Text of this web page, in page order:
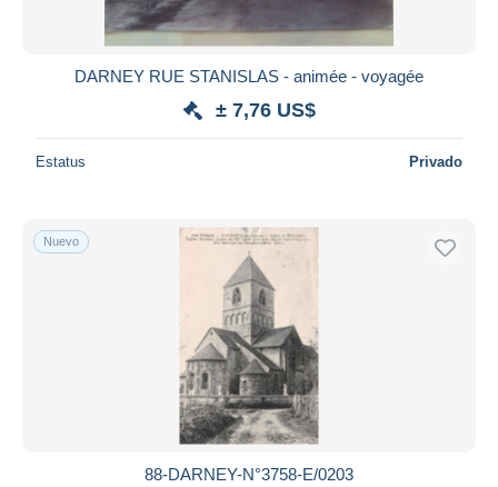
DARNEY RUE STANISLAS - animée - voyagée
± 7,76 US$
Estatus Privado
Nuevo
88-DARNEY-N°3758-E/0203